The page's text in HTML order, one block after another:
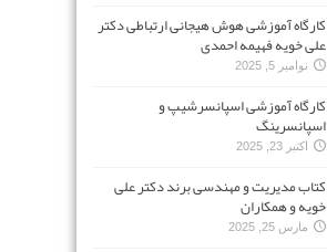
کارگاه آموزشی هوش هیجانی ارتباطی دکتر
علی خویه فهیمه احمدی
نوامبر 5, 2025
کارگاه آموزشی اسپانسرشیپ و
اسپانسرینگ
اکتبر 23, 2025
کتاب مدیریت و مهندسی برند دکتر علی
خویه و همکاران
مارس 25, 2025